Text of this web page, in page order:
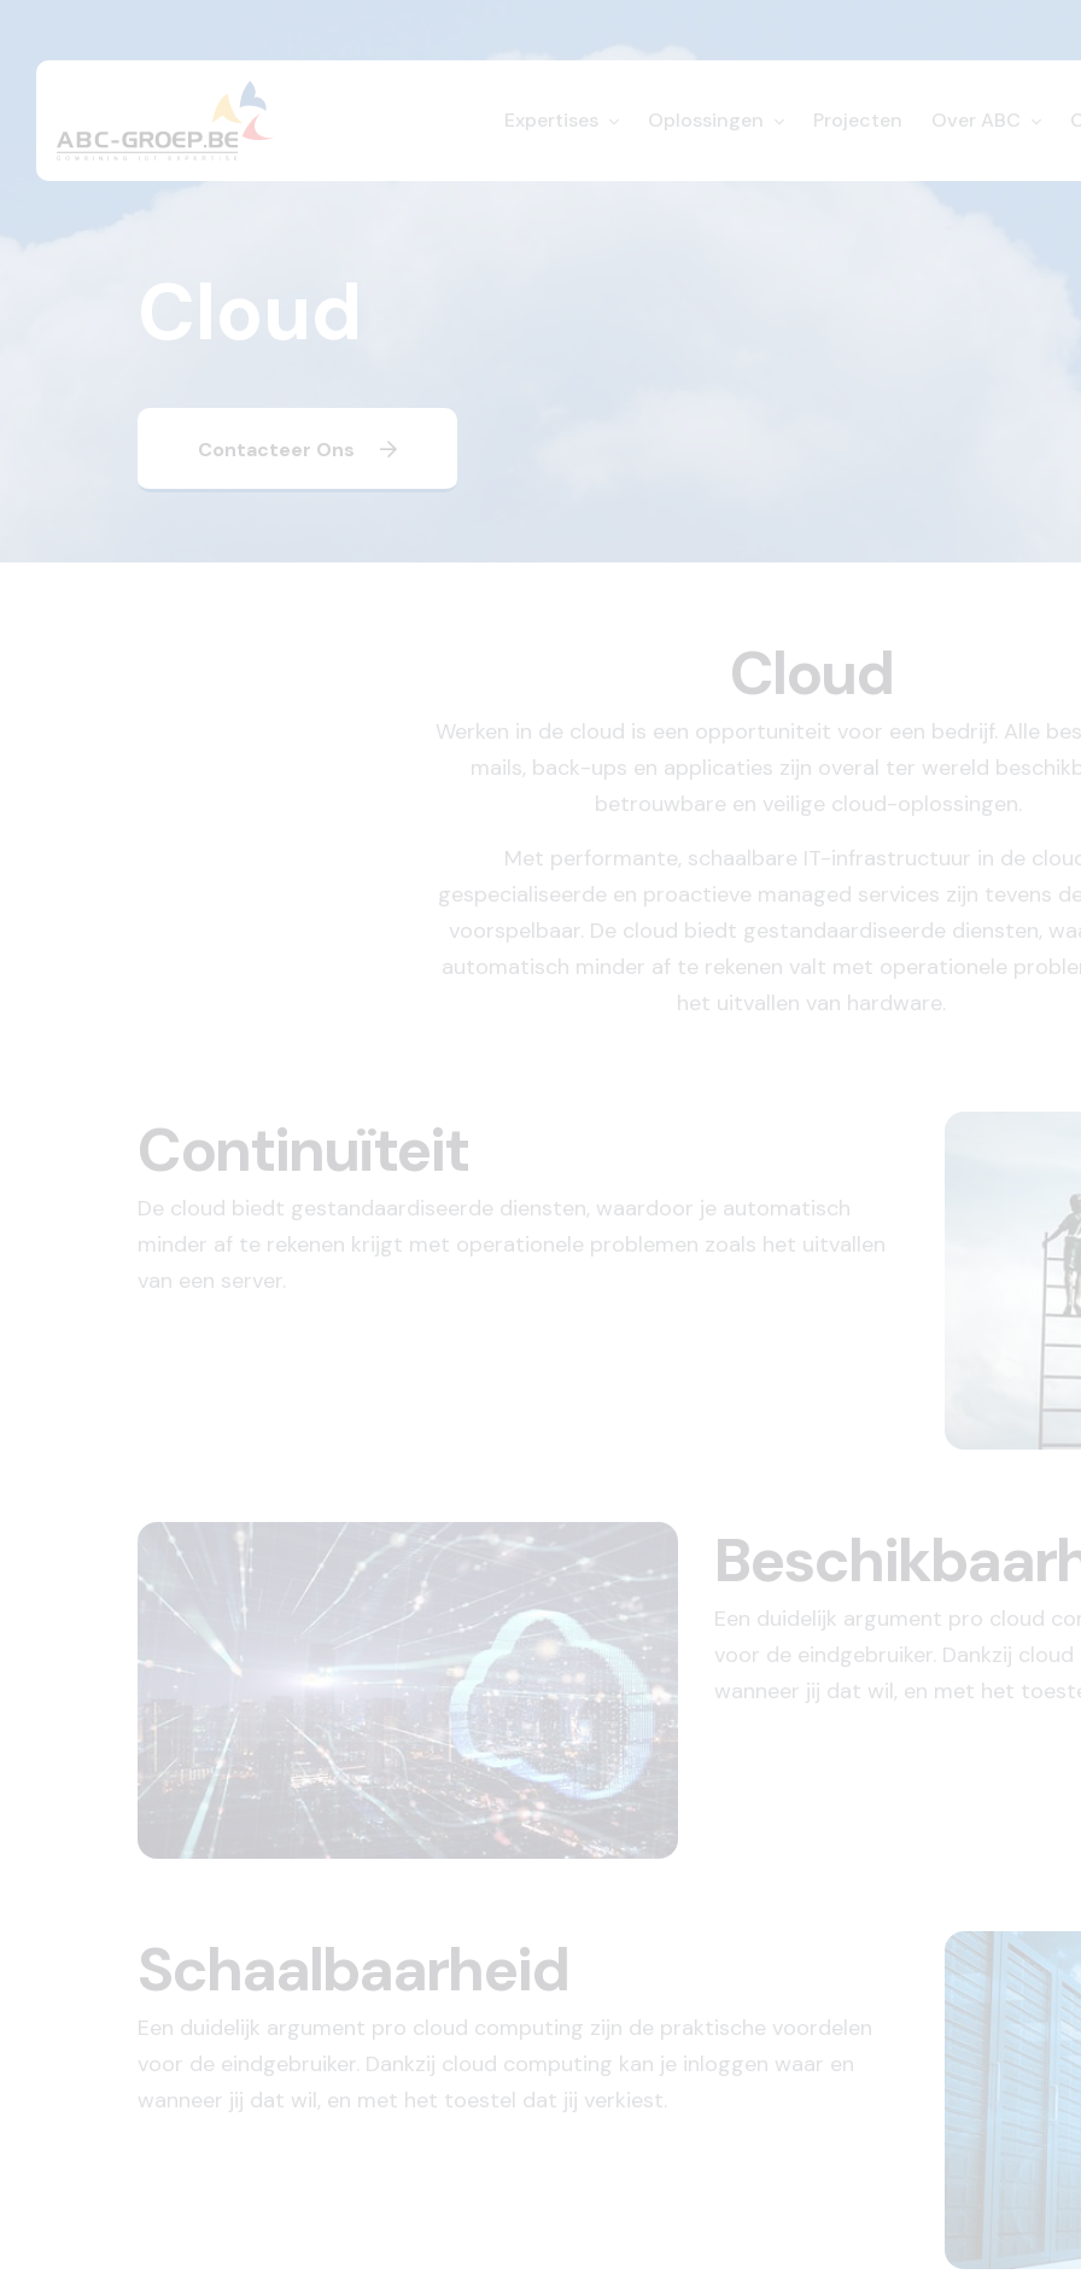
Expertises Oplossingen Projecten Over ABC
Cloud
Contacteer Ons
Cloud
Werken in de cloud is een opportuniteit voor een bedrijf. Alle
mails, back-ups en applicaties zijn overal ter wereld
betrouwbare en veilige cloud-oplossingen.
Met performante, schaalbare IT-infrastructuur in de
gespecialiseerde en proactieve managed services zijn tevens
voorspelbaar. De cloud biedt gestandaardiseerde diensten,
automatisch minder af te rekenen valt met operationele
het uitvallen van hardware.
Continuïteit
De cloud biedt gestandaardiseerde diensten, waardoor je automatisch
minder af te rekenen krijgt met operationele problemen zoals het uitvallen
van een server.
Een duidelijk argument pro cloud
voor de eindgebruiker. Dankzij
wanneer jij dat wil, en met het
Schaalbaarheid
Een duidelijk argument pro cloud computing zijn de praktische voordelen
voor de eindgebruiker. Dankzij cloud computing kan je inloggen waar en
wanneer jij dat wil, en met het toestel dat jij verkiest.